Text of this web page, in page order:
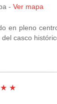
en coche.
- Ver mapa
en pleno
casco
★